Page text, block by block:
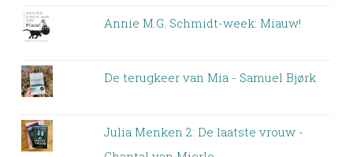
Annie M.G. Schmidt-week: Miauw!
De terugkeer van Mia - Samuel Bjørk
Julia Menken 2: De laatste vrouw -